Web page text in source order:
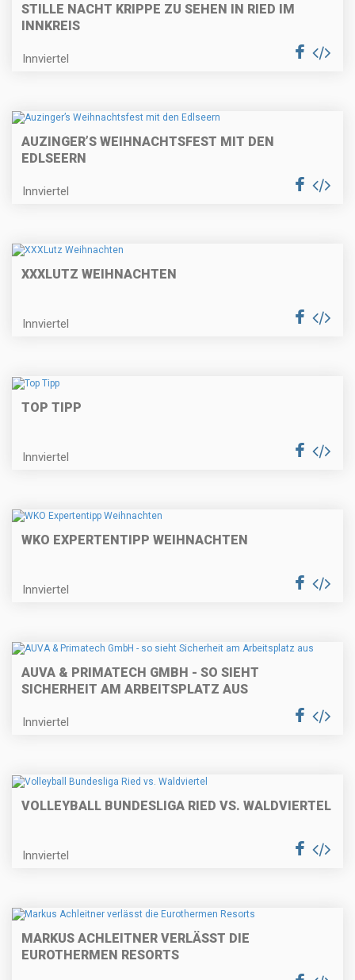
STILLE NACHT KRIPPE ZU SEHEN IN RIED IM
INNKREIS
Innviertel
AUZINGER’S WEIHNACHTSFEST MIT DEN
EDLSEERN
Innviertel
XXXLUTZ WEIHNACHTEN
Innviertel
TOP TIPP
Innviertel
WKO EXPERTENTIPP WEIHNACHTEN
Innviertel
AUVA & PRIMATECH GMBH - SO SIEHT
SICHERHEIT AM ARBEITSPLATZ AUS
Innviertel
VOLLEYBALL BUNDESLIGA RIED VS. WALDVIERTEL
Innviertel
MARKUS ACHLEITNER VERLÄSST DIE
EUROTHERMEN RESORTS